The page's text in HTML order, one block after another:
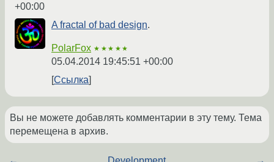
+00:00
A fractal of bad design.
PolarFox ★★★★★
05.04.2014 19:45:51 +00:00
Ссылка
Вы не можете добавлять комментарии в эту тему. Тема
перемещена в архив.